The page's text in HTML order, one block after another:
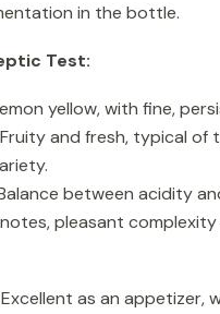
in the bottle.
Test:
yellow, with fine,
and fresh, typical of
between acidity
pleasant
Excellent as an appetizer,